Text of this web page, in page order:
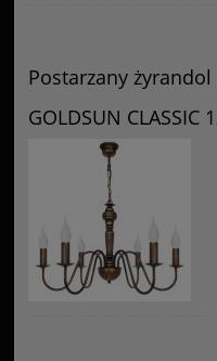
Postarzany
GOLDSUN